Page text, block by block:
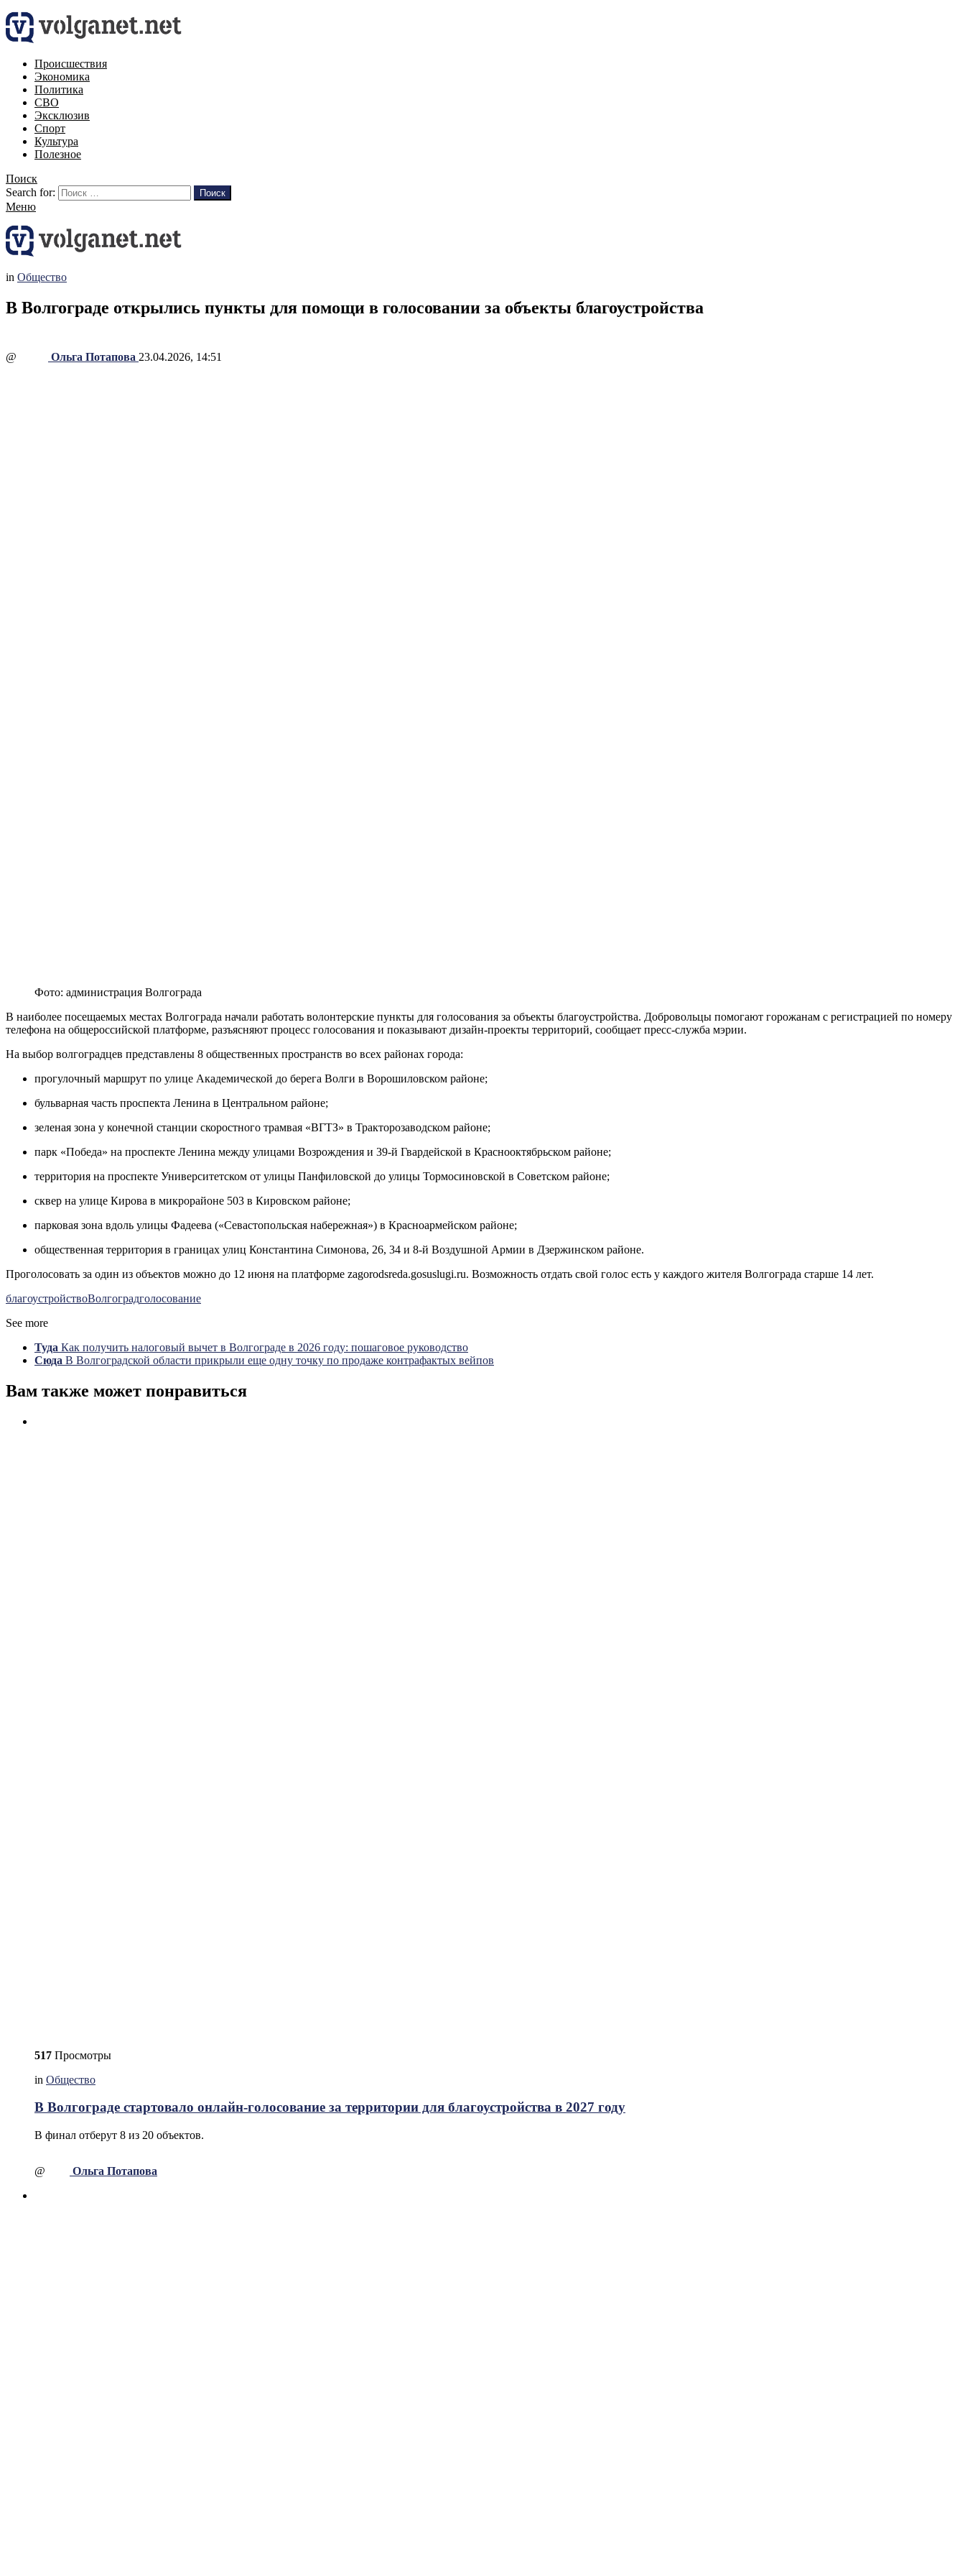
Происшествия
Экономика
Политика
СВО
Эксклюзив
Спорт
Культура
Полезное
Поиск
Search for:
Поиск
Меню
in Общество
В Волгограде открылись пункты для помощи в голосовании за объекты благоустройства
@ Ольга Потапова 23.04.2026, 14:51
Фото: администрация Волгограда
В наиболее посещаемых местах Волгограда начали работать волонтерские пункты для голосования за объекты благоустройства. Добровольцы помогают горожанам с регистрацией по номеру
телефона на общероссийской платформе, разъясняют процесс голосования и показывают дизайн-проекты территорий, сообщает пресс-служба мэрии.
На выбор волгоградцев представлены 8 общественных пространств во всех районах города:
прогулочный маршрут по улице Академической до берега Волги в Ворошиловском районе;
бульварная часть проспекта Ленина в Центральном районе;
зеленая зона у конечной станции скоростного трамвая «ВГТЗ» в Тракторозаводском районе;
парк «Победа» на проспекте Ленина между улицами Возрождения и 39-й Гвардейской в Краснооктябрьском районе;
территория на проспекте Университетском от улицы Панфиловской до улицы Тормосиновской в Советском районе;
сквер на улице Кирова в микрорайоне 503 в Кировском районе;
парковая зона вдоль улицы Фадеева («Севастопольская набережная») в Красноармейском районе;
общественная территория в границах улиц Константина Симонова, 26, 34 и 8-й Воздушной Армии в Дзержинском районе.
Проголосовать за один из объектов можно до 12 июня на платформе zagorodsreda.gosuslugi.ru. Возможность отдать свой голос есть у каждого жителя Волгограда старше 14 лет.
благоустройствоВолгоградголосование
See more
Туда Как получить налоговый вычет в Волгограде в 2026 году: пошаговое руководство
Сюда В Волгоградской области прикрыли еще одну точку по продаже контрафактых вейпов
Вам также может понравиться
517 Просмотры
in Общество
В Волгограде стартовало онлайн-голосование за территории для благоустройства в 2027 году
В финал отберут 8 из 20 объектов.
@ Ольга Потапова